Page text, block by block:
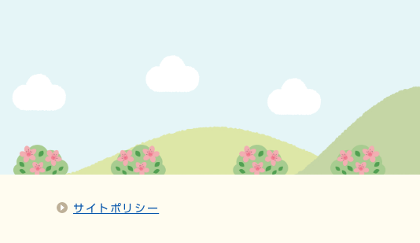
サイトポリシー